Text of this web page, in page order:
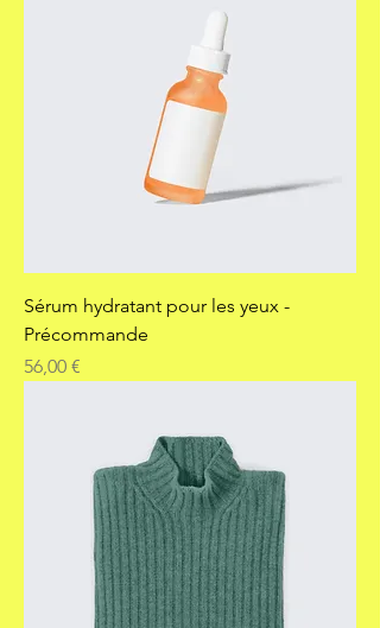
Sérum hydratant pour les yeux -
Précommande
Prix
56,00 €